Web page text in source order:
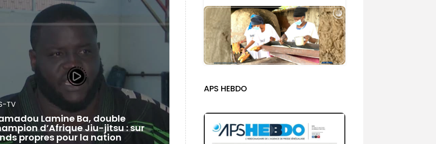
TV
Lamine Ba, double
d’Afrique Jiu-jitsu : sur
propres pour la nation
APS HEBDO